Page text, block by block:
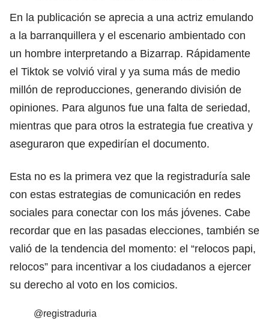
En la publicación se aprecia a una actriz emulando
a la barranquillera y el escenario ambientado con
un hombre interpretando a Bizarrap. Rápidamente
el Tiktok se volvió viral y ya suma más de medio
millón de reproducciones, generando división de
opiniones. Para algunos fue una falta de seriedad,
mientras que para otros la estrategia fue creativa y
aseguraron que expedirían el documento.
Esta no es la primera vez que la registraduría sale
con estas estrategias de comunicación en redes
sociales para conectar con los más jóvenes. Cabe
recordar que en las pasadas elecciones, también se
valió de la tendencia del momento: el “relocos papi,
relocos” para incentivar a los ciudadanos a ejercer
su derecho al voto en los comicios.
@registraduria